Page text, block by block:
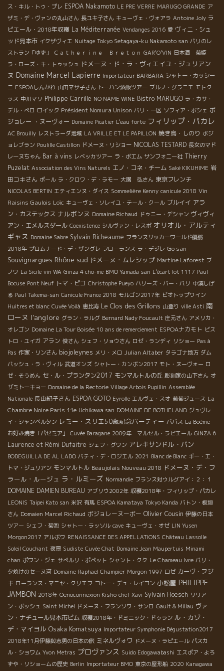
ス・キル・トゥ・プレ ESPOA Nakamoto LE PRE VERRE MARUGO GRANDE ア
ザミ・デ・ヴァンの丸山さん 長ユキ子さん キューヴェ・ヴォアラ Antoine Joly ラ
ピエール・2018年収穫 La Méditerranée Vendanges 2016 愛 ヴィニ・シュ
ッド見本市 イクザヴィエ Nuitage Tokyo Setagaya-ku Nakamoto san パリのレ
ストラン「ゆず」
Ｃａｔｈｅｒｉｎｅ Ｂｒｅｔｏｎ GAR'O'VIN 日本酒 菊姫
ラ・ローズ・キ・トゥッシュ ドメーヌ・ド・ラ・ヴィエイユ・ジュリアン
ヌ Domaine Marcel Lapierre Importateur BARBARA シャトー・カッシー
ニ ESPOAしんかわ 山田マサ子さん トーハン酒販ツアー ブルノ・グラニエ モトク
ッス 中川マリ Philippe Carrille NO NAME WINE Bistro MARUGO ラ・カサ・
デル・ぺロ ロイック Président Nomura Unison パリ・一区 ソフィア・ボシェ ボ
ジョレー ・ヌーヴォー Domaine Picatier L'eau forte フィリップ・パカレ
AC Brouilly レストラーダ地域 LA VRILLE ET LE PAPILLON 焼き鳥・しのり ボジ
ョレブラン Poulille Castillon ドメーヌ・リショー NICOLAS TESTARD 長女のマド
レーヌちゃん Bar à vins レベッカツアー ラ・ボエム サンフォニー社 Thierry
Puzelat Association des Vins Naturels エノ・コネ・チーム Saké KIKUHIME 岩
田コキさん ポール ラ・クロワ・デ・ラモー 大園 弘さん 東京フレンチ
NICOLAS BERTIN エティエンヌ・ダイス Sommelière Kenny canicule 2018 Vin
Raisins Gaulois Loïc キューヴェ・ソレイユ・テール・クール ブルイイ アラ
ン・カステックス ナルボンヌ Domaine Richaud ドゥニー・デシャン ヴィヴィ
アン・エメルスダール Coexistence シルヴァン・レスポ オリオル・アルティ
ギャス Domaine Sabre Sylvain Richeaume フランスサッカーワールド優勝
2018年 プロムナード・デ・ザングレ フローランス ラ・デジレ Go san
Souvignargues Rhône sud ドメーヌ・ムレシップ Martine Laforest ブ
ノワ La Sicile vin WA Ginza 4 cho-me BMO Yamada san L'écart lot 1117 Paul
Bocuse Pont Neuf トマ・ピコ Christophe Pueyo ハリーズ・バー・パリ 中湊しげ
る Paul Takema-san Canicule France 2018 モルゴン2017年 ビオトップワイン
Huitres et blanc Cuvée Voilà 恵比寿 Le Clos des Grillons 山登り ville Asti 南
ローヌ l'anglore グラン・ラルグ Bernard Nady Foucault 庄元さん アメリカ・
オレゴン Domaine La Tour Boisée 10 ans de remerciement ESPOAナカモト ビス
トロ・ユイガ アラン 俊さん シェフ・リョウさん ロゼ・ランディ リショー Pas à
Pas 作家・リンさん biojoleynes メリ・メロ Julian Altaber タラゴナ地方 ダム
バッシュ・ラ・ヴィル 武道オンズ シャトー・カンボン2017 モト・ヌーヴォー ロ
ゼ・そうめん セ・ル・プランタン2017 モンマルトルの丘 彫刻家の山下さん オ
ザミトーキョー Domaine de la Rectorie Village Arbois Pupillin Assemblée
Nationale 長由紀子さん ESPOA GOTO Eyrolle エルヴェ・スオ 葡萄ジュース La
Chambre Noire Paris 11e Uchikawa san DOMAINE DE BOTHELAND ジュヴレ
イ・シャンベルタン レミー・スリエ50歳記念パーティー ババス La Boème
お好み焼き「パセミア」
Cuvée Baragane 2009年 マルセル・ラピエール GINZA 6
Laurence et Rémi Dufaitre シェフ・グワン アレキサンドル・バン
BODEGUILLA DE AL LADO パティ・デ・ロジエル 2021 Blanc de Blanc ギー・エ・
トマ・ジュリアン モンマルトル Beaujolais Nouveau 2018 ドメーヌ・デ・フ
ラール・ルージュ ラ・ルミーズ Normandie フランス対ウルグアイ：２：１
DOMAINE DAMIEN BUREAU アブリウ2002年 収穫2018年・フィリップ・パカレ
LEONIS Taipei Kato san 米沢 有馬 ESPOA Kamataya Tokyo Kanda バトン・板垣
さん Domaien Marcel Richaud ボジョレーヌーボー Olivier Cousin 伊藤の日本
ツアー シェフ・菊池 シャトー・ラッソル cave キューヴェ・オゼ LIN Yusen
Morgon2017 アルボワ RENAISSANCE DES APPELLATIONS Château Lassolle
Soleil Couchant 夜景 Sudiste Cuvée Chat Domaine Jean Maupertuis Minami
chan ポワン・ジェ サぺルリ・ポペット シャント・クク Le Chameau Ivre パリ・
夕焼けのセーヌ河 Domaine Raphael Champier Morgon 1997 ロゼ カーヴ・フジ
キ ローランス・マニヤ・クリエフ コトー・デュ・レイヨン 小松屋 PHILIPPE
JAMBON 2018年 Oenoconnexion Kisho chef Xavi Sylvain Hoesch リリア
ン・ボッシュ Saint Michel ドメーヌ・フランソワ・サンロ Gault & Millau ヴァ
ン・ナチュール見本市ビム 収穫2018年・ドミニック・ドゥラン ル・カゾ・
デ・マイヨル Osaka Komatsuya Importateur Symphonie Dégustation2017
2018年11月伊藤與志男の日本の旅 ミネルヴォワ ドメーヌ・ラピエール パスカ
ル・ショワム Yvon Metras プロヴァンス Suido Edogawabashi エスポア・よろ
ずや・リショームの歴史 Berlin Importateur BMO 東京の屋形船 2020 Kanagawa